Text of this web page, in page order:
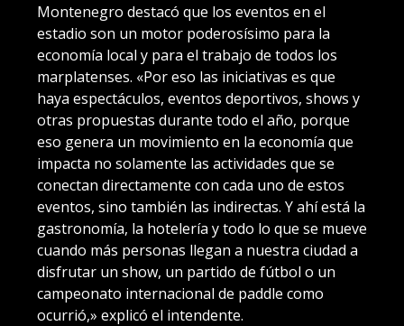
Montenegro destacó que los eventos en el
estadio son un motor poderosísimo para la
economía local y para el trabajo de todos los
marplatenses. «Por eso las iniciativas es que
haya espectáculos, eventos deportivos, shows y
otras propuestas durante todo el año, porque
eso genera un movimiento en la economía que
impacta no solamente las actividades que se
conectan directamente con cada uno de estos
eventos, sino también las indirectas. Y ahí está la
gastronomía, la hotelería y todo lo que se mueve
cuando más personas llegan a nuestra ciudad a
disfrutar un show, un partido de fútbol o un
campeonato internacional de paddle como
ocurrió,» explicó el intendente.